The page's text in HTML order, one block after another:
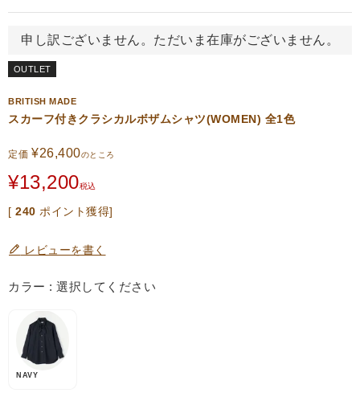
申し訳ございません。ただいま在庫がございません。
OUTLET
BRITISH MADE
スカーフ付きクラシカルボザムシャツ(WOMEN) 全1色
定価 ¥26,400のところ
¥13,200税込
[ 240 ポイント獲得]
レビューを書く
カラー 選択してください
NAVY